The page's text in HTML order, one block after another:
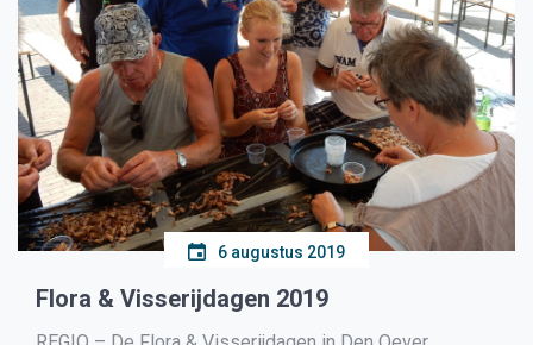
6 augustus 2019
Flora & Visserijdagen 2019